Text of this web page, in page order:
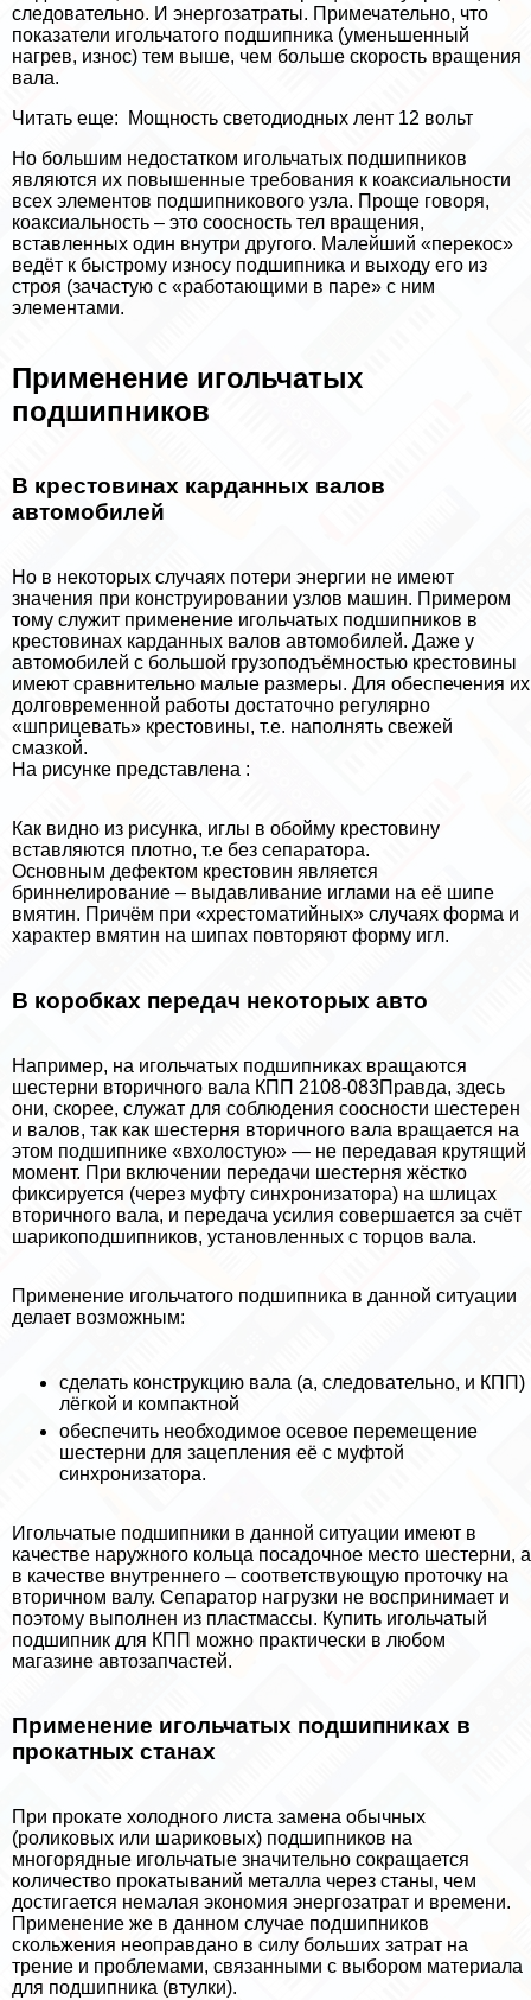
следовательно. И энергозатраты. Примечательно, что
показатели игольчатого подшипника (уменьшенный
нагрев, износ) тем выше, чем больше скорость вращения
вала.
Читать еще:
Мощность светодиодных лент 12 вольт
Но большим недостатком игольчатых подшипников
являются их повышенные требования к коаксиальности
всех элементов подшипникового узла. Проще говоря,
коаксиальность – это соосность тел вращения,
вставленных один внутри другого. Малейший «перекос»
ведёт к быстрому износу подшипника и выходу его из
строя (зачастую с «работающими в паре» с ним
элементами.
Применение игольчатых
подшипников
В крестовинах карданных валов
автомобилей
Но в некоторых случаях потери энергии не имеют
значения при конструировании узлов машин. Примером
тому служит применение игольчатых подшипников в
крестовинах карданных валов автомобилей. Даже у
автомобилей с большой грузоподъёмностью крестовины
имеют сравнительно малые размеры. Для обеспечения их
долговременной работы достаточно регулярно
«шприцевать» крестовины, т.е. наполнять свежей
смазкой.
На рисунке представлена :
Как видно из рисунка, иглы в обойму крестовину
вставляются плотно, т.е без сепаратора.
Основным дефектом крестовин является
бриннелирование – выдавливание иглами на её шипе
вмятин. Причём при «хрестоматийных» случаях форма и
хаpaктер вмятин на шипах повторяют форму игл.
В коробках передач некоторых авто
Например, на игольчатых подшипниках вращаются
шестерни вторичного вала КПП 2108-083Правда, здесь
они, скорее, служат для соблюдения соосности шестерен
и валов, так как шестерня вторичного вала вращается на
этом подшипнике «вхолостую» — не передавая крутящий
момент. При включении передачи шестерня жёстко
фиксируется (через муфту синхронизатора) на шлицах
вторичного вала, и передача усилия совершается за счёт
шарикоподшипников, установленных с торцов вала.
Применение игольчатого подшипника в данной ситуации
делает возможным:
сделать конструкцию вала (а, следовательно, и КПП)
лёгкой и компактной
обеспечить необходимое осевое перемещение
шестерни для зацепления её с муфтой
синхронизатора.
Игольчатые подшипники в данной ситуации имеют в
качестве наружного кольца посадочное место шестерни, а
в качестве внутреннего – соответствующую проточку на
вторичном валу. Сепаратор нагрузки не воспринимает и
поэтому выполнен из пластмассы. Купить игольчатый
подшипник для КПП можно пpaктически в любом
магазине автозапчастей.
Применение игольчатых подшипниках в
прокатных станах
При прокате холодного листа замена обычных
(роликовых или шариковых) подшипников на
многорядные игольчатые значительно сокращается
количество прокатываний металла через станы, чем
достигается немалая экономия энергозатрат и времени.
Применение же в данном случае подшипников
скольжения неоправдано в силу больших затрат на
трение и проблемами, связанными с выбором материала
для подшипника (втулки).